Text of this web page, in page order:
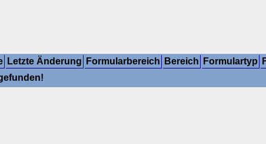
Letzte Änderung Formularbereich Bereich Formulartyp